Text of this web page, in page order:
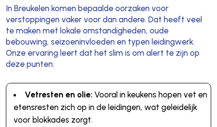
In Breukelen komen bepaalde oorzaken voor
verstoppingen vaker voor dan andere. Dat heeft veel
te maken met lokale omstandigheden, oude
bebouwing, seizoeninvloeden en typen leidingwerk.
Onze ervaring leert dat het slim is om alert te zijn op
deze punten:
Vetresten en olie: Vooral in keukens hopen vet en
etensresten zich op in de leidingen, wat geleidelijk
voor blokkades zorgt.